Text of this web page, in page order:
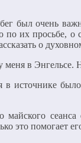
был очень
по их просьбе, о
о
меня в Энгельсе.
источнике
майского
это помогает